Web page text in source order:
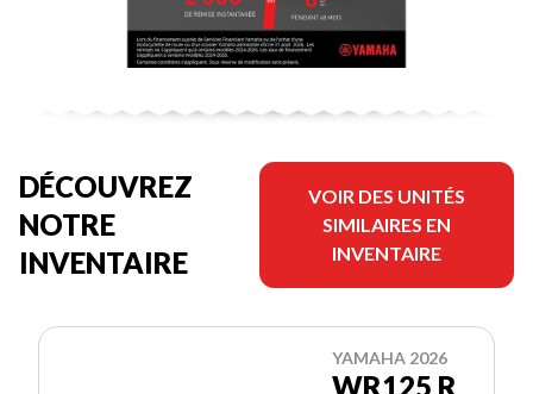
DÉCOUVREZ
NOTRE
INVENTAIRE
VOIR DES UNITÉS
SIMILAIRES EN
INVENTAIRE
YAMAHA 2026
WR125 R